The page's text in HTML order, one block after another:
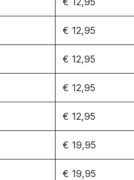
€ 12,95
€ 12,95
€ 12,95
€ 12,95
€ 19,95
€ 19,95